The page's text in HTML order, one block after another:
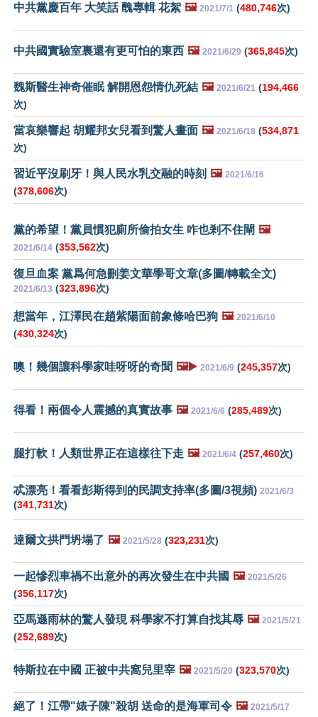
中共黨慶百年 大笑話 醜專輯 花絮 🖼️ 2021/7/1 (480,746次)
中共國實驗室裏還有更可怕的東西 🖼️ 2021/6/29 (365,845次)
魏斯醫生神奇催眠 解開恩怨情仇死結 🖼️ 2021/6/21 (194,466
次)
當哀樂響起 胡耀邦女兒看到驚人畫面 🖼️ 2021/6/18 (534,871
次)
習近平沒刷牙！與人民水乳交融的時刻 🖼️ 2021/6/16
(378,606次)
黨的希望！黨員慣犯廁所偷拍女生 咋也剎不住閘 🖼️
2021/6/14 (353,562次)
復旦血案 黨爲何急刪姜文華學哥文章(多圖/轉載全文)
2021/6/13 (323,896次)
想當年，江澤民在趙紫陽面前象條哈巴狗 🖼️ 2021/6/10
(430,324次)
噢！幾個讓科學家哇呀呀的奇聞 🖼️▶️ 2021/6/9 (245,357次)
得看！兩個令人震撼的真實故事 🖼️ 2021/6/6 (285,489次)
腿打軟！人類世界正在這樣往下走 🖼️ 2021/6/4 (257,460次)
忒漂亮！看看彭斯得到的民調支持率(多圖/3視頻) 2021/6/3
(341,731次)
達爾文拱門坍塌了 🖼️ 2021/5/28 (323,231次)
一起慘烈車禍不出意外的再次發生在中共國 🖼️ 2021/5/26
(356,117次)
亞馬遜雨林的驚人發現 科學家不打算自找其辱 🖼️ 2021/5/21
(252,689次)
特斯拉在中國 正被中共窩兒里宰 🖼️ 2021/5/20 (323,570次)
絕了！江帶"婊子陳"殺胡 送命的是海軍司令 🖼️ 2021/5/17